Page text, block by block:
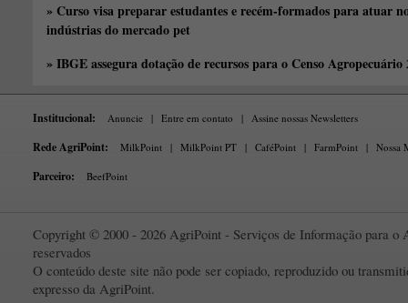
» Curso visa preparar estudantes e recém-formados para atuar
indústrias do mercado pet
» IBGE assegura dotação de recursos para o Censo Agropecuário
Institucional: Anuncie | Entre em contato | Assine nossas Newsletters
Rede AgriPoint: MilkPoint | MilkPoint PT | CaféPoint | FarmPoint | Nossa
Parceiro: BeefPoint
Copyright © 2000 - 2026 AgriPoint - Serviços de Informação para o
reservados
O conteúdo deste site não pode ser copiado, reproduzido ou
expresso da AgriPoint.